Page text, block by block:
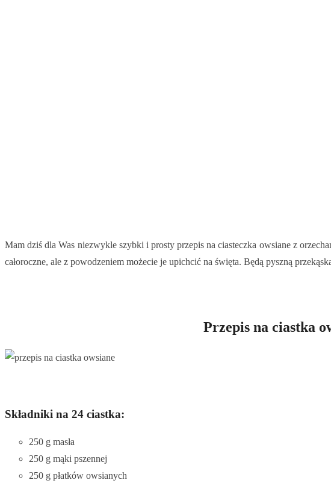
Mam dziś dla Was niezwykle szybki i prosty przepis na ciasteczka owsiane z
całoroczne, ale z powodzeniem możecie je upichcić na święta. Będą pyszną
Przepis na ciastka
Składniki na 24 ciastka:
250 g masła
250 g mąki pszennej
250 g płatków owsianych